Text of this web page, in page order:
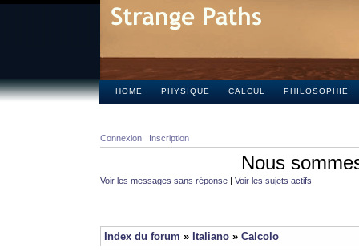
HOME PHYSIQUE CALCUL PHILOSOPHIE
Connexion Inscription
Nous
Voir les messages sans réponse | Voir les sujets actifs
Index du forum » Italiano » Calcolo